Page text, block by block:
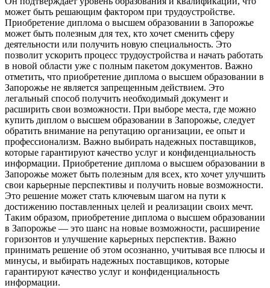
может быть решающим фактором при трудоустройстве.
Приобретение диплома о высшем образовании в Запорожье
может быть полезным для тех, кто хочет сменить сферу
деятельности или получить новую специальность. Это
позволит ускорить процесс трудоустройства и начать работать
в новой области уже с полным пакетом документов. Важно
отметить, что приобретение диплома о высшем образовании в
Запорожье не является запрещенным действием. Это
легальный способ получить необходимый документ и
расширить свои возможности. При выборе места, где можно
купить диплом о высшем образовании в Запорожье, следует
обратить внимание на репутацию организации, ее опыт и
профессионализм. Важно выбирать надежных поставщиков,
которые гарантируют качество услуг и конфиденциальность
информации. Приобретение диплома о высшем образовании в
Запорожье может быть полезным для всех, кто хочет улучшить
свои карьерные перспективы и получить новые возможности.
Это решение может стать ключевым шагом на пути к
достижению поставленных целей и реализации своих мечт.
Таким образом, приобретение диплома о высшем образовании
в Запорожье — это шанс на новые возможности, расширение
горизонтов и улучшение карьерных перспектив. Важно
принимать решение об этом осознанно, учитывая все плюсы и
минусы, и выбирать надежных поставщиков, которые
гарантируют качество услуг и конфиденциальность
информации.